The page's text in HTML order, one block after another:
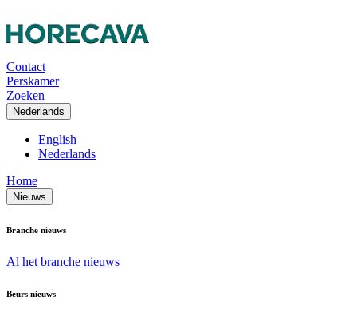
Contact
Perskamer
Zoeken
Nederlands
English
Nederlands
Home
Nieuws
Branche nieuws
Al het branche nieuws
Beurs nieuws